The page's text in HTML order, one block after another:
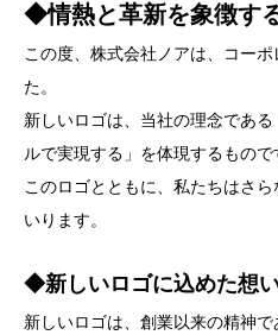
◆情熱と革新を象徴す
この度、株式会社ノアは、コー
た。
新しいロゴは、当社の理念であ
ルで実現する」を体現するもので
このロゴとともに、私たちはさ
いります。
◆新しいロゴに込めた想
新しいロゴは、創業以来の精神